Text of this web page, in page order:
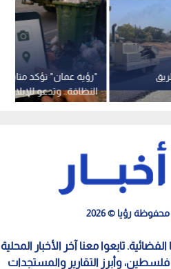
"رؤية عمان" تؤكد
النظافة.. وتدعو للإبلاغ
الرسمية
رؤيا © 2026
تابعوا معنا آخر الأخبار المحلية
فلسطين، وأبرز التقارير والمستجدات